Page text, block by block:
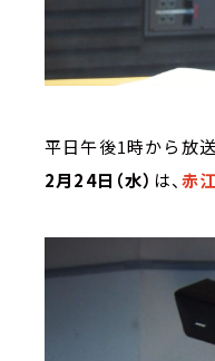
平日午後1時から放
2月24日（水） は、赤